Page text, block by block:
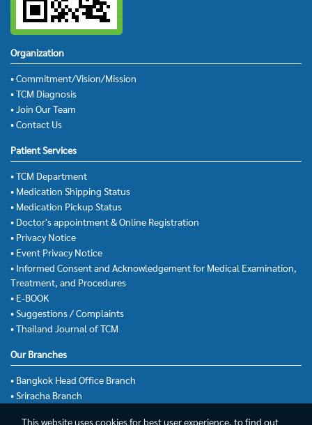
Organization
• Commitment/Vision/Mission
• TCM Diagnosis
• Join Our Team
• Contact Us
Patient Services
• TCM Department
• Medication Shipping Status
• Medication Pickup Status
• Doctor's appointment & Online Registration
• Privacy Notice
• Event Privacy Notice
• Informed Consent and Acknowledgement for Medical Examination,
Treatment, and Procedures
• E-BOOK
• Suggestions / Complaints
• Thailand Journal of TCM
Our Branches
• Bangkok Head Office Branch
• Sriracha Branch
This website uses cookies for best user experience, to find out